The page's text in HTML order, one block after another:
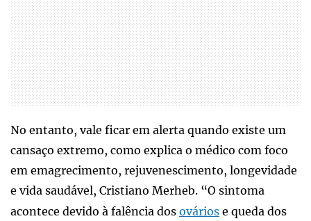
No entanto, vale ficar em alerta quando existe um
cansaço extremo, como explica o médico com foco
em emagrecimento, rejuvenescimento, longevidade
e vida saudável, Cristiano Merheb. “O sintoma
acontece devido à falência dos ovários e queda dos